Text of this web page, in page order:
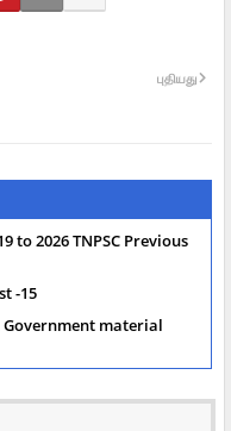
புதியது
to 2026 TNPSC Previous
-15
Government material